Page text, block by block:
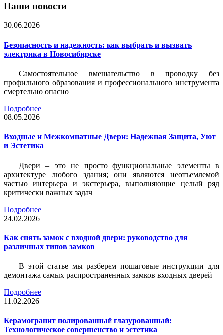
Наши новости
30.06.2026
Безопасность и надежность: как выбрать и вызвать
электрика в Новосибирске
Самостоятельное вмешательство в проводку без
профильного образования и профессионального инструмента
смертельно опасно
Подробнее
08.05.2026
Входные и Межкомнатные Двери: Надежная Защита, Уют
и Эстетика
Двери – это не просто функциональные элементы в
архитектуре любого здания; они являются неотъемлемой
частью интерьера и экстерьера, выполняющие целый ряд
критически важных задач
Подробнее
24.02.2026
Как снять замок с входной двери: руководство для
различных типов замков
В этой статье мы разберем пошаговые инструкции для
демонтажа самых распространенных замков входных дверей
Подробнее
11.02.2026
Керамогранит полированный глазурованный:
Технологическое совершенство и эстетика